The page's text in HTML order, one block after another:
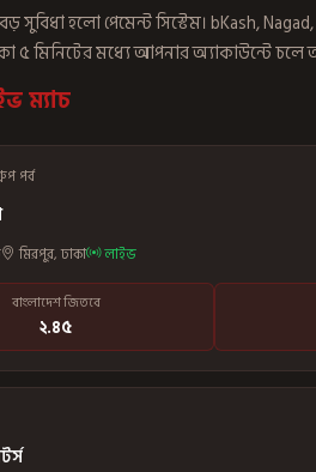
সুবিধা হলো পেমেন্ট সিস্টেম। bKash,
৫ মিনিটের মধ্যে আপনার অ্যাকাউন্টে
ম্যাচ
পর্ব
মিরপুর, ঢাকা লাইভ
বাংলাদেশ জিতবে
২.৪৫